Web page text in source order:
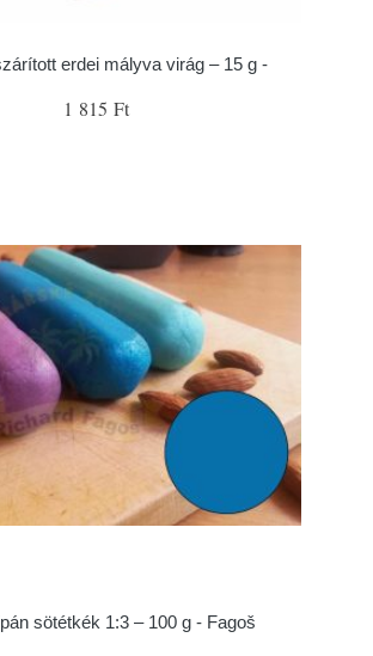
erdei mályva virág – 15 g -
1 815 Ft
sötétkék 1:3 – 100 g - Fagoš